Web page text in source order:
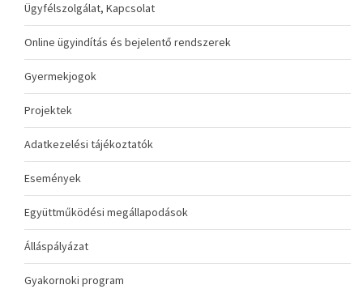
Ügyfélszolgálat, Kapcsolat
Online ügyindítás és bejelentő rendszerek
Gyermekjogok
Projektek
Adatkezelési tájékoztatók
Események
Együttműködési megállapodások
Álláspályázat
Gyakornoki program